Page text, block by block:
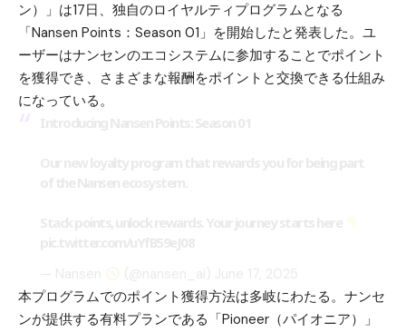
ン） 」は17日、独自のロイヤルティプログラムとなる
「Nansen Points：Season 01」を開始したと発表した。ユ
ーザーはナンセンのエコシステムに参加することでポイント
を獲得でき、さまざまな報酬をポイントと交換できる仕組み
になっている。
本プログラムでのポイント獲得方法は多岐にわたる。ナンセ
ンが提供する有料プランである「Pioneer（パイオニア）」